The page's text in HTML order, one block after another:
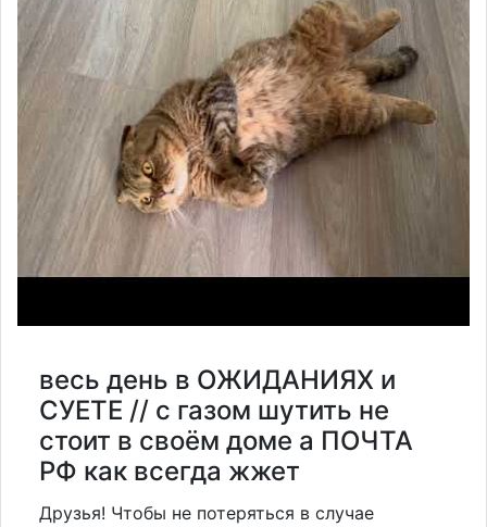
весь день в ОЖИДАНИЯХ и
СУЕТЕ // с газом шутить не
стоит в своём доме а ПОЧТА
РФ как всегда жжет
Друзья! Чтобы не потеряться в случае